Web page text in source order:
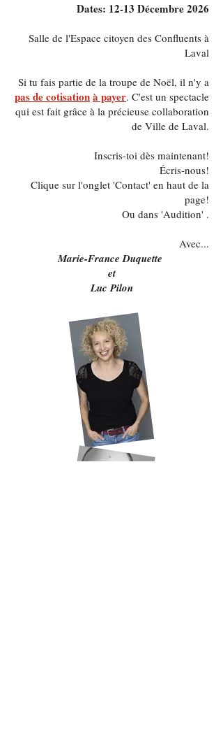
Dates: 12-13 Décembre 2026
Salle de l'Espace citoyen des Confluents à
Laval
Si tu fais partie de la troupe de Noël, il n'y a
pas de cotisationà payer. C'est un spectacle
qui est fait grâce à la précieuse collaboration
de Ville de Laval.
Inscris-toi dès maintenant!
Écris-nous!
Clique sur l'onglet 'Contact' en haut de la
page!
Ou dans 'Audition' .
Avec...
Marie-France Duquette
et
Luc Pilon